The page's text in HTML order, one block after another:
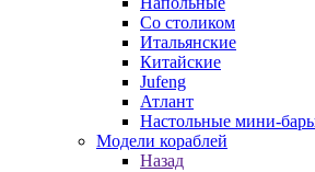
Со столиком
Итальянские
Китайские
Jufeng
Атлант
Настольные мини-
Модели кораблей
Назад